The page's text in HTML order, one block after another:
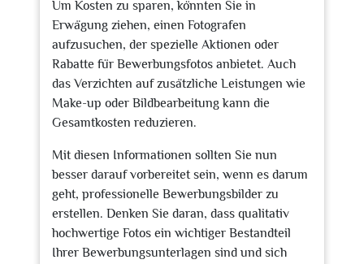
Um Kosten zu sparen, könnten Sie in
Erwägung ziehen, einen Fotografen
aufzusuchen, der spezielle Aktionen oder
Rabatte für Bewerbungsfotos anbietet. Auch
das Verzichten auf zusätzliche Leistungen wie
Make-up oder Bildbearbeitung kann die
Gesamtkosten reduzieren.
Mit diesen Informationen sollten Sie nun
besser darauf vorbereitet sein, wenn es darum
geht, professionelle Bewerbungsbilder zu
erstellen. Denken Sie daran, dass qualitativ
hochwertige Fotos ein wichtiger Bestandteil
Ihrer Bewerbungsunterlagen sind und sich